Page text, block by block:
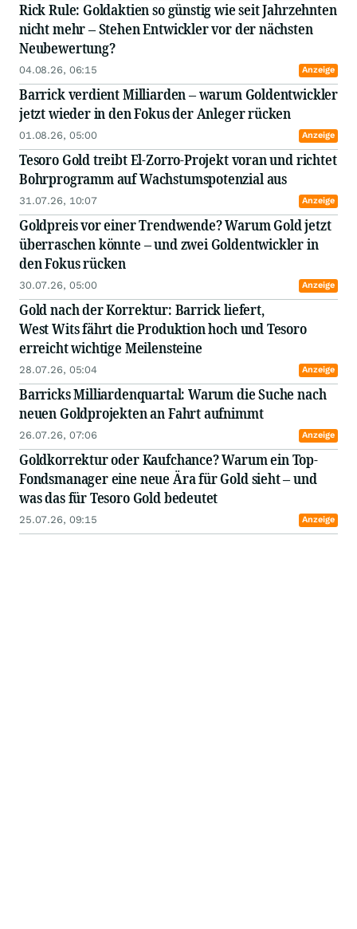
Rick Rule: Goldaktien so günstig wie seit Jahrzehnten
nicht mehr – Stehen Entwickler vor der nächsten
Neubewertung?
04.08.26, 06:15 Anzeige
Barrick verdient Milliarden – warum Goldentwickler
jetzt wieder in den Fokus der Anleger rücken
01.08.26, 05:00 Anzeige
Tesoro Gold treibt El-Zorro-Projekt voran und richtet
Bohrprogramm auf Wachstumspotenzial aus
31.07.26, 10:07 Anzeige
Goldpreis vor einer Trendwende? Warum Gold jetzt
überraschen könnte – und zwei Goldentwickler in
den Fokus rücken
30.07.26, 05:00 Anzeige
Gold nach der Korrektur: Barrick liefert,
West Wits fährt die Produktion hoch und Tesoro
erreicht wichtige Meilensteine
28.07.26, 05:04 Anzeige
Barricks Milliardenquartal: Warum die Suche nach
neuen Goldprojekten an Fahrt aufnimmt
26.07.26, 07:06 Anzeige
Goldkorrektur oder Kaufchance? Warum ein Top-
Fondsmanager eine neue Ära für Gold sieht – und
was das für Tesoro Gold bedeutet
25.07.26, 09:15 Anzeige